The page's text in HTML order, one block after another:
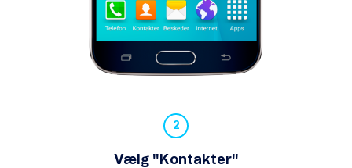
Opret et hotspot
Vælg "Kontakter"